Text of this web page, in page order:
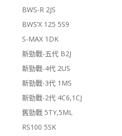
BWS-R 2JS
BWS’X 125 5S9
S-MAX 1DK
新勁戰-五代 B2J
新勁戰-4代 2US
新勁戰-3代 1MS
新勁戰-2代 4C6,1CJ
舊勁戰 5TY,5ML
RS100 5SK